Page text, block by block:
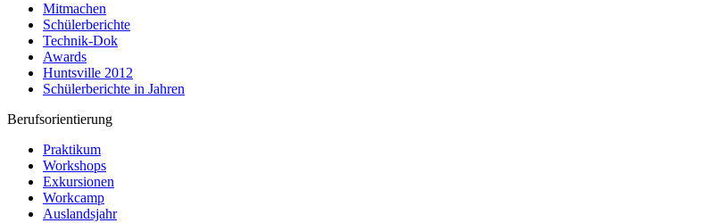
Mitmachen
Schülerberichte
Technik-Dok
Awards
Huntsville 2012
Schülerberichte in Jahren
Berufsorientierung
Praktikum
Workshops
Exkursionen
Workcamp
Auslandsjahr